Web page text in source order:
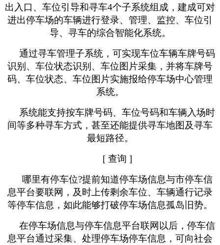
出入口、车位引导和寻车4个子系统组成，建成可对
进出停车场的车辆进行登录、管理、监控、车位引
导、寻车的综合智能化系统。
通过寻车管理子系统，可实现车位车辆车牌号码
识别、车位状态识别、车位图片采集，并将车牌号
码、车位状态、车位图片实施报给停车场中心管理
系统。
系统能支持按车牌号码、车位号码和车辆入场时
间等多种寻车方式，甚至还能提供寻车地图及寻车
最短路径。
[ 查询 ]
哪里有停车位?提前知道停车场信息与市停车信
息平台要联网，及时上传剩余车位、车辆通行记录
等停车信息，如此能够打破停车场信息孤岛旧势。
在停车场信息与停车信息平台联网以后，停车信
息平台通过采集、处理停车场停车信息，可向社会